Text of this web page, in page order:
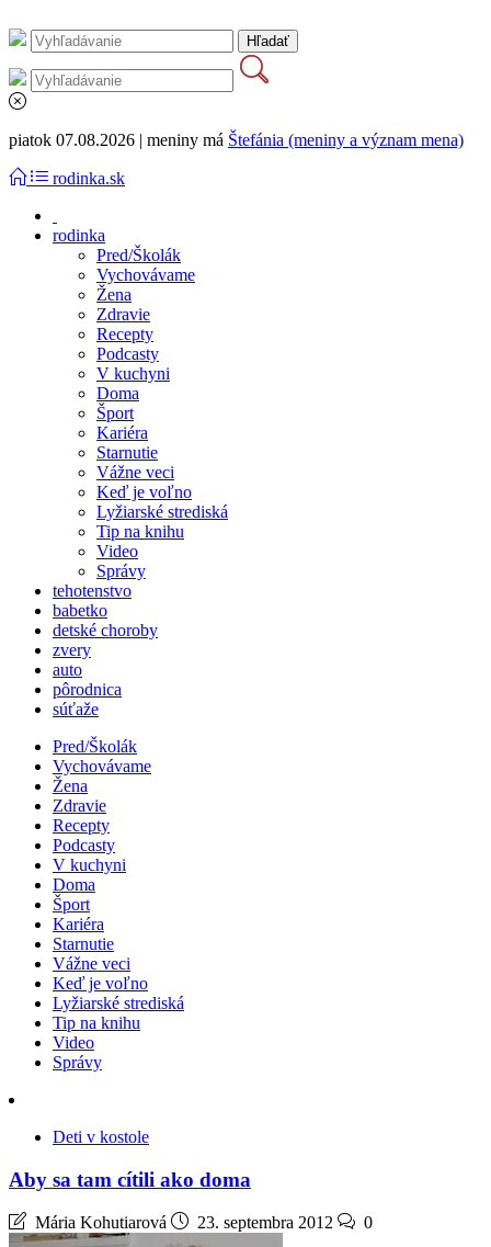
piatok 07.08.2026 | meniny má Štefánia (meniny a význam mena)
rodinka.sk
rodinka
Pred/Školák
Vychovávame
Žena
Zdravie
Recepty
Podcasty
V kuchyni
Doma
Šport
Kariéra
Starnutie
Vážne veci
Keď je voľno
Lyžiarské strediská
Tip na knihu
Video
Správy
tehotenstvo
babetko
detské choroby
zvery
auto
pôrodnica
súťaže
Pred/Školák
Vychovávame
Žena
Zdravie
Recepty
Podcasty
V kuchyni
Doma
Šport
Kariéra
Starnutie
Vážne veci
Keď je voľno
Lyžiarské strediská
Tip na knihu
Video
Správy
Deti v kostole
Aby sa tam cítili ako doma
Mária Kohutiarová 23. septembra 2012 0